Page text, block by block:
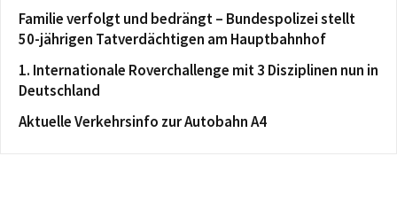
Familie verfolgt und bedrängt – Bundespolizei stellt
50-jährigen Tatverdächtigen am Hauptbahnhof
1. Internationale Roverchallenge mit 3 Disziplinen nun in
Deutschland
Aktuelle Verkehrsinfo zur Autobahn A4